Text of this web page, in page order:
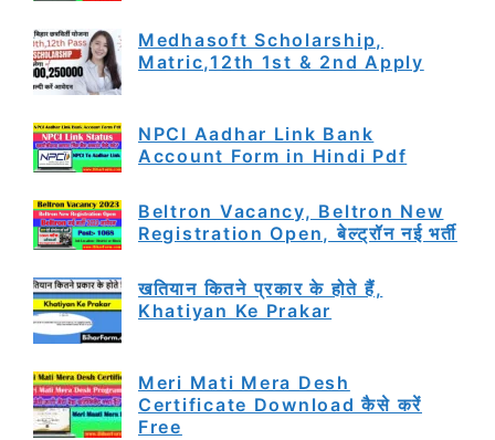
Medhasoft Scholarship,
Matric,12th 1st & 2nd Apply
NPCI Aadhar Link Bank
Account Form in Hindi Pdf
Beltron Vacancy, Beltron New
Registration Open, बेल्ट्रॉन नई भर्ती
खतियान कितने प्रकार के होते हैं,
Khatiyan Ke Prakar
Meri Mati Mera Desh
Certificate Download कैसे करें
Free